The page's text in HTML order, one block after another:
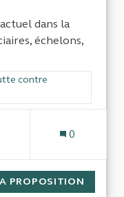
dans la
échelons,
Cohésion sociale,
contre
0
PROPOSITION